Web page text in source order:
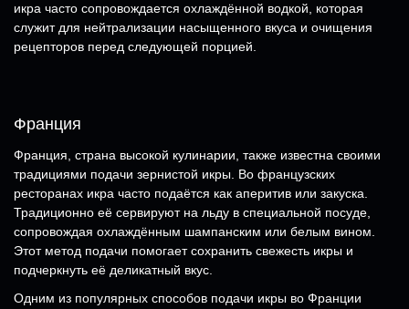
икра часто сопровождается охлаждённой водкой, которая
служит для нейтрализации насыщенного вкуса и очищения
рецепторов перед следующей порцией.
Франция
Франция, страна высокой кулинарии, также известна своими
традициями подачи зернистой икры. Во французских
ресторанах икра часто подаётся как аперитив или закуска.
Традиционно её сервируют на льду в специальной посуде,
сопровождая охлаждённым шампанским или белым вином.
Этот метод подачи помогает сохранить свежесть икры и
подчеркнуть её деликатный вкус.
Одним из популярных способов подачи икры во Франции